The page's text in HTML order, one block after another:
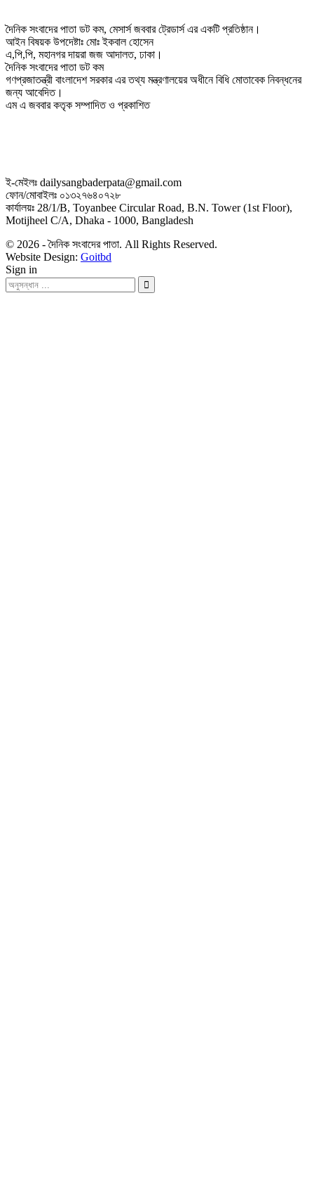
দৈনিক সংবাদের পাতা ডট কম, মেসার্স জববার ট্রেডার্স এর একটি প্রতিষ্ঠান।
আইন বিষয়ক উপদেষ্টাঃ মোঃ ইকবাল হোসেন
এ,পি,পি, মহানগর দায়রা জজ আদালত, ঢাকা।
দৈনিক সংবাদের পাতা ডট কম
গণপ্রজাতন্ত্রী বাংলাদেশ সরকার এর তথ্য মন্ত্রণালয়ের অধীনে বিধি মোতাবেক নিবন্ধনের
জন্য আবেদিত।
এম এ জববার কতৃক সম্পাদিত ও প্রকাশিত
ই-মেইলঃ dailysangbaderpata@gmail.com
ফোন/মোবাইলঃ ০১৩২৭৬৪০৭২৮
কার্যালয়ঃ 28/1/B, Toyanbee Circular Road, B.N. Tower (1st Floor),
Motijheel C/A, Dhaka - 1000, Bangladesh
© 2026 - দৈনিক সংবাদের পাতা. All Rights Reserved.
Website Design: Goitbd
Sign in